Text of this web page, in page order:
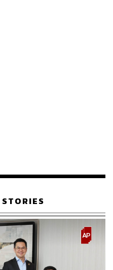
ความต้องการซื้อบ้านน่าจะ
เชื่อยากขึ้น และช่วง 2-3 ปี
มขึ้นสูงมาก
WEALTH